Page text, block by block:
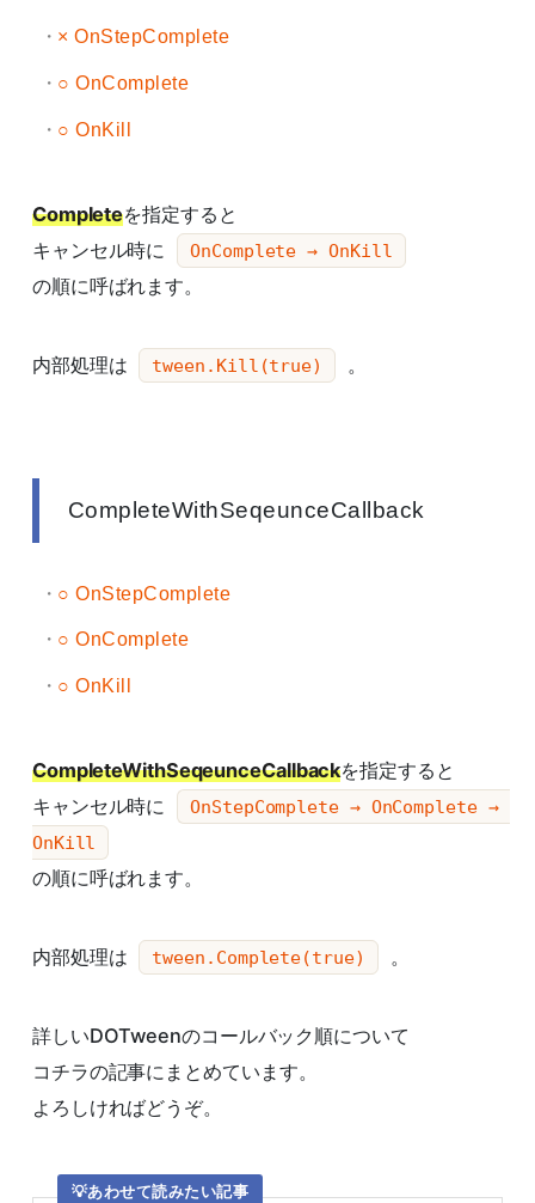
× OnStepComplete
○ OnComplete
○ OnKill
Completeを指定すると
キャンセル時に
OnComplete → OnKill
の順に呼ばれます。
内部処理は tween.Kill(true) 。
CompleteWithSeqeunceCallback
○ OnStepComplete
○ OnComplete
○ OnKill
CompleteWithSeqeunceCallbackを指定すると
キャンセル時に
OnStepComplete → OnComplete →
OnKill
の順に呼ばれます。
内部処理は tween.Complete(true) 。
詳しいDOTweenのコールバック順について
コチラの記事にまとめています。
よろしければどうぞ。
あわせて読みたい記事